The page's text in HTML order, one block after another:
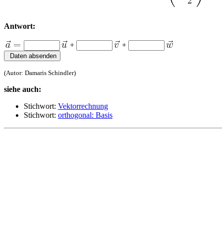
Antwort:
+ +
(Autor: Damaris Schindler)
siehe auch:
Stichwort: Vektorrechnung
Stichwort: orthogonal: Basis